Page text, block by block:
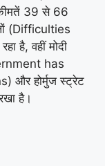
कीमतें 39 से 66
(Difficulties
है, वहीं मोदी
has
और होर्मुज स्ट्रेट
है।